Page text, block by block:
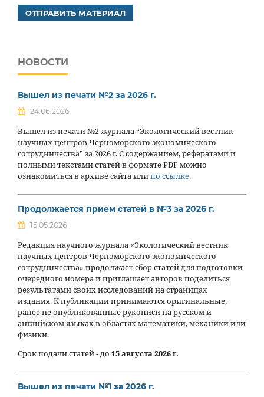
ОТПРАВИТЬ МАТЕРИАЛ
НОВОСТИ
Вышел из печати №2 за 2026 г.
24.06.2026
Вышел из печати №2 журнала “Экологический вестник
научных центров Черноморского экономического
сотрудничества” за 2026 г. С содержанием, рефератами и
полными текстами статей в формате PDF можно
ознакомиться в архиве сайта илипо ссылке.
Продолжается прием статей в №3 за 2026 г.
15.05.2026
Редакция научного журнала «Экологический вестник
научных центров Черноморского экономического
сотрудничества» продолжает сбор статей для подготовки
очередного номера и приглашает авторов поделиться
результатами своих исследований на страницах
издания. К публикации принимаются оригинальные,
ранее не опубликованные рукописи на русском и
английском языках в областях математики, механики или
физики.
Срок подачи статей - до 15 августа 2026 г.
Вышел из печати №1 за 2026 г.